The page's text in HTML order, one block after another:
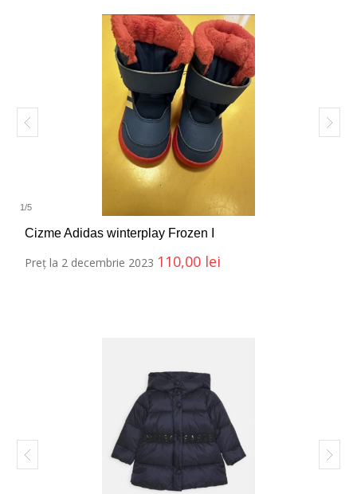
1/5
Cizme Adidas winterplay Frozen I
Preț la 2 decembrie 2023 110,00 lei